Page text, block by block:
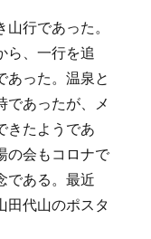
行であった。
ら、一行を追
あった。温泉と
であったが、メ
きたようであ
の会もコロナで
である。最近
田代山のポスタ